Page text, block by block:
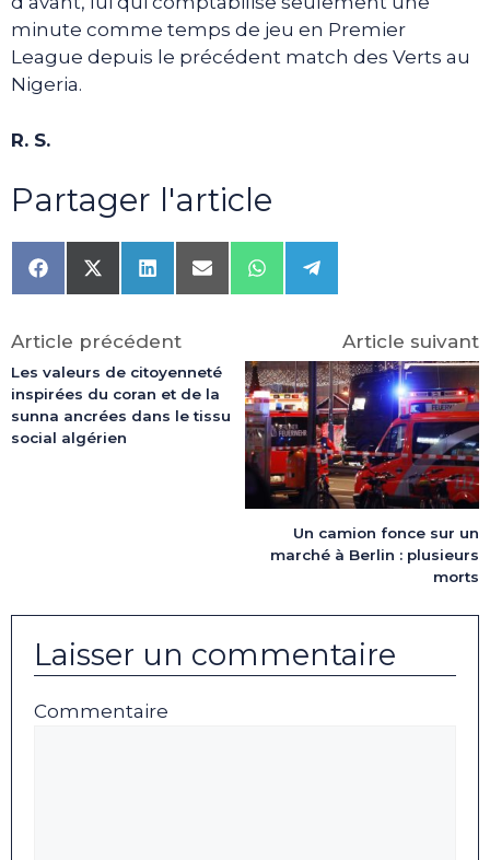
minute comme temps de jeu en Premier
League depuis le précédent match des Verts au
Nigeria.
R. S.
Partager l'article
Share
on
Share
on
(Twitter)
Share
on
Share
on
Share
on
Share
on
Article précédent
Les valeurs de citoyenneté
inspirées du coran et de la
sunna ancrées dans le tissu
social algérien
Article suivant
Un camion fonce sur un
marché à Berlin : plusieurs
morts
Laisser un commentaire
Commentaire